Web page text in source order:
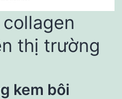
thị trường
kem bôi